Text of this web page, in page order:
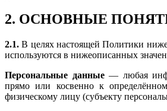
2. ОСНОВНЫЕ
2.1. В целях настоящей Политики
используются в нижеописанных
Персональные данные— любая
прямо или косвенно к
физическому лицу (субъекту